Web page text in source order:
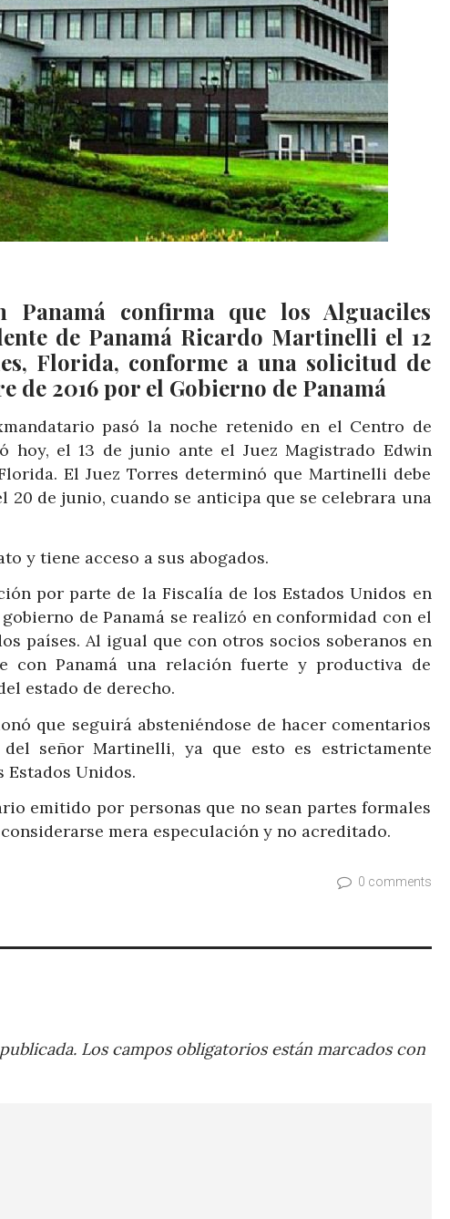
Panamá confirma que los Alguaciles
de Panamá Ricardo Martinelli el 12
Florida, conforme a una solicitud de
2016 por el Gobierno de Panamá
pasó la noche retenido en el Centro de
hoy, el 13 de junio ante el Juez Magistrado Edwin
El Juez Torres determinó que Martinelli debe
20 de junio, cuando se anticipa que se celebrara una
y tiene acceso a sus abogados.
por parte de la Fiscalía de los Estados Unidos en
de Panamá se realizó en conformidad con el
países. Al igual que con otros socios soberanos en
con Panamá una relación fuerte y productiva de
estado de derecho.
que seguirá absteniéndose de hacer comentarios
señor Martinelli, ya que esto es estrictamente
Estados Unidos.
emitido por personas que no sean partes formales
mera especulación y no acreditado.
0 comments
Los campos obligatorios están marcados con